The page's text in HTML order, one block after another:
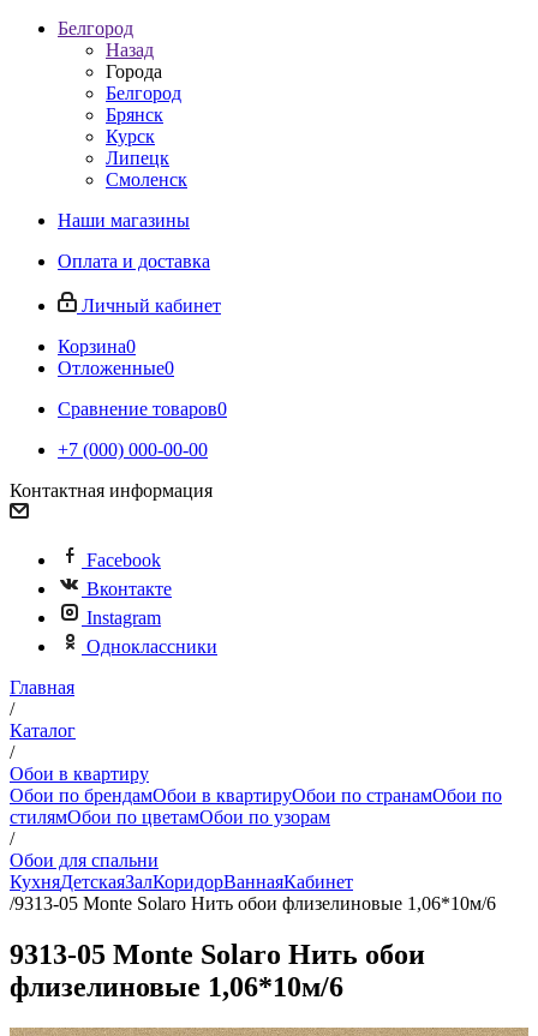
Белгород
Назад
Города
Белгород
Брянск
Курск
Липецк
Смоленск
Наши магазины
Оплата и доставка
Личный кабинет
Корзина0
Отложенные0
Сравнение товаров0
+7 (000) 000-00-00
Контактная информация
Facebook
Вконтакте
Instagram
Одноклассники
Главная
/
Каталог
/
Обои в квартиру
Обои по брендамОбои в квартируОбои по странамОбои по
стилямОбои по цветамОбои по узорам
/
Обои для спальни
КухняДетскаяЗалКоридорВаннаяКабинет
/9313-05 Monte Solaro Нить обои флизелиновые 1,06*10м/6
9313-05 Monte Solaro Нить обои
флизелиновые 1,06*10м/6